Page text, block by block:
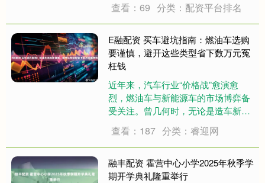
续航版本，分别为 905km、800km、
730km、715km、640km、635km....
查看：69 分类：配资平台排名
E融配资 买车避坑指南：燃油车选购
要谨慎，避开这些类型省下数万元冤
枉钱
近年来，汽车行业“价格战”愈演愈
烈，燃油车与新能源车的市场博弈备
受关注。曾几何时，无论是造车新势
力还是传统车企，纷纷宣布燃油车停
产时间表，仿佛燃油车即将退出历史
舞台。然而时至今日，燃油车不仅没
有消失，反而在市场中展现出新的活
力，这背后究竟有....
查看：187 分类：睿迎网
融丰配资 霍营中心小学2025年秋季学
期开学典礼隆重举行